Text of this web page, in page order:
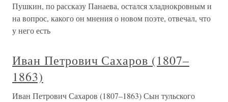
Пушкин, по рассказу Панаева, остался хладнокровным и
на вопрос, какого он мнения о новом поэте, отвечал, что
у него есть
Иван Петрович Сахаров (1807–
1863)
Иван Петрович Сахаров (1807–1863) Сын тульского